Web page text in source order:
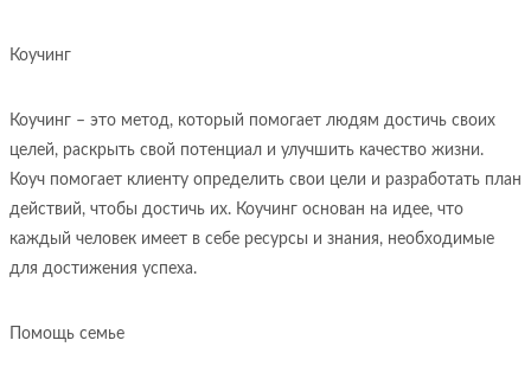
Коучинг
Коучинг – это метод, который помогает людям достичь своих
целей, раскрыть свой потенциал и улучшить качество жизни.
Коуч помогает клиенту определить свои цели и разработать план
действий, чтобы достичь их. Коучинг основан на идее, что
каждый человек имеет в себе ресурсы и знания, необходимые
для достижения успеха.
Помощь семье